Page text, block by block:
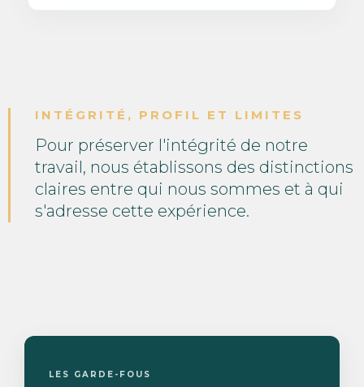
INTÉGRITÉ, PROFIL ET LIMITES
Pour préserver l'intégrité de notre
travail, nous établissons des distinctions
claires entre qui nous sommes et à qui
s'adresse cette expérience.
LES GARDE-FOUS